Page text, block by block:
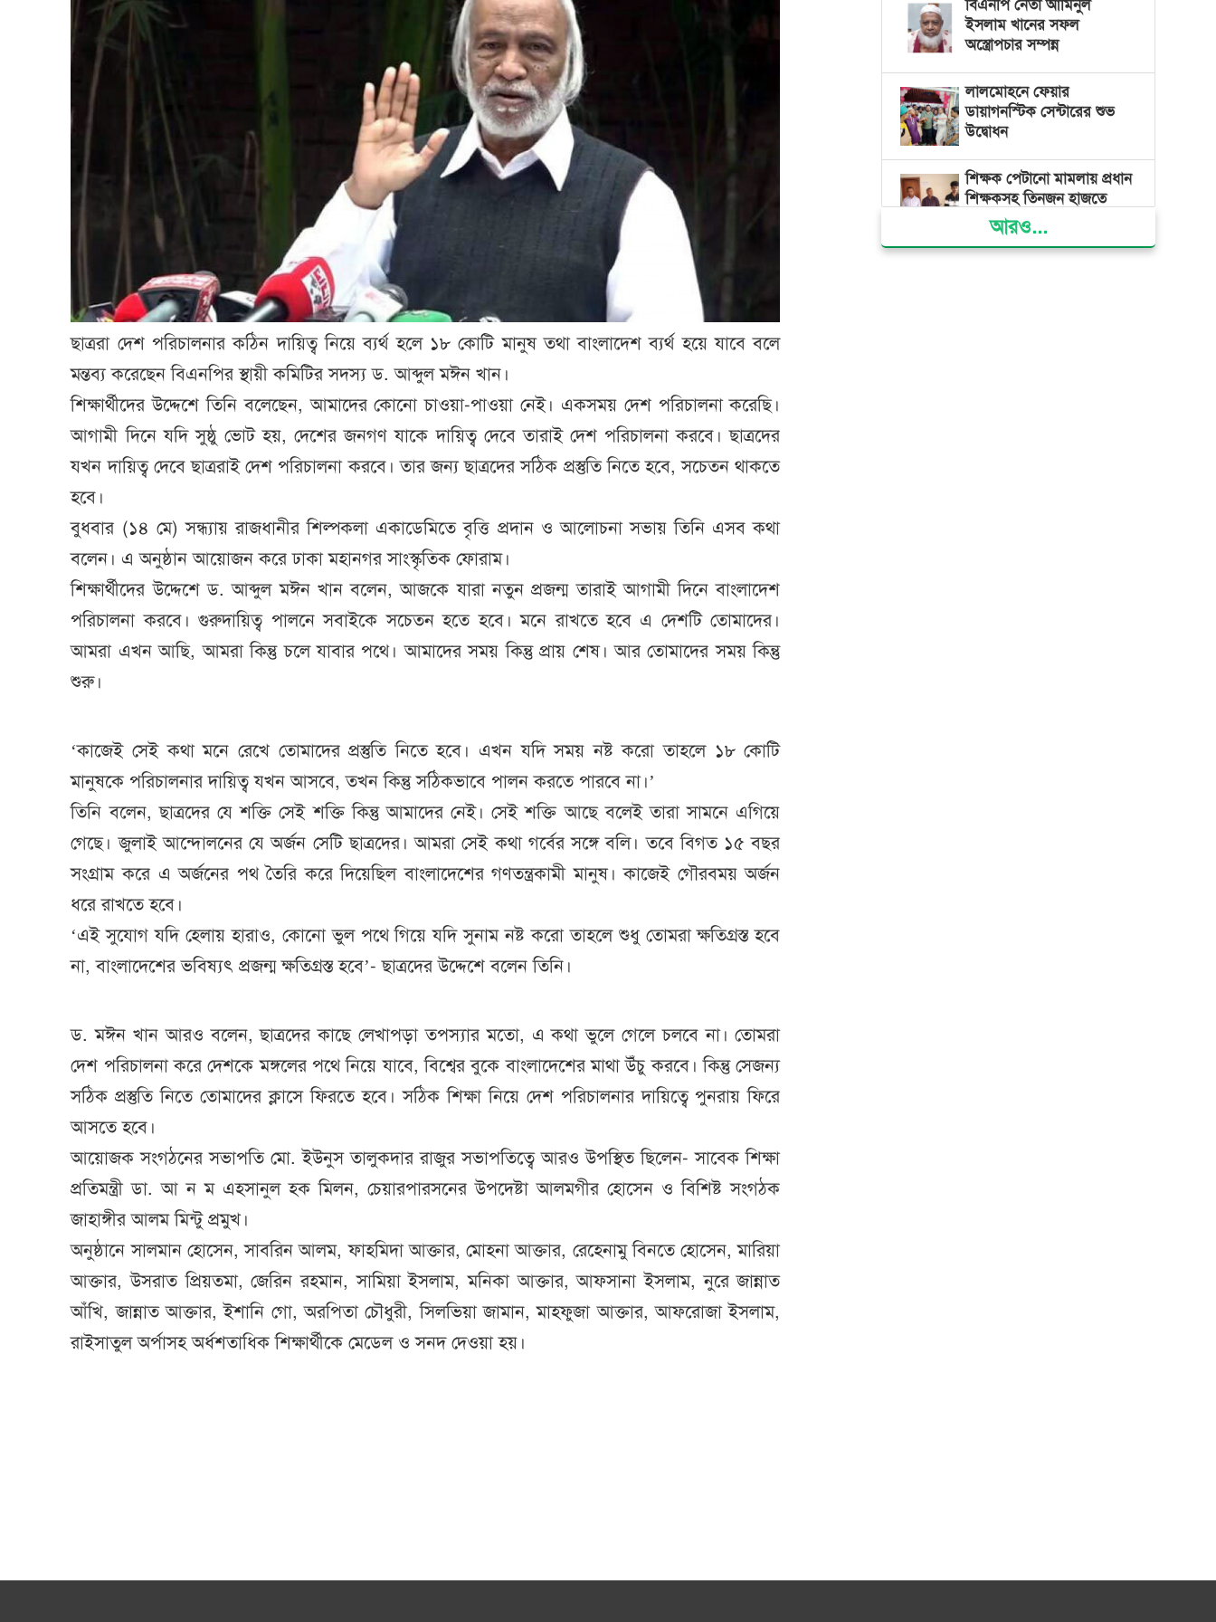
ছাত্ররা দেশ পরিচালনার কঠিন দায়িত্ব নিয়ে ব্যর্থ হলে ১৮ কোটি মানুষ তথা বাংলাদেশ ব্যর্থ হয়ে যাবে বলে
মন্তব্য করেছেন বিএনপির স্থায়ী কমিটির সদস্য ড. আব্দুল মঈন খান।
শিক্ষার্থীদের উদ্দেশে তিনি বলেছেন, আমাদের কোনো চাওয়া-পাওয়া নেই। একসময় দেশ পরিচালনা করেছি।
আগামী দিনে যদি সুষ্ঠু ভোট হয়, দেশের জনগণ যাকে দায়িত্ব দেবে তারাই দেশ পরিচালনা করবে। ছাত্রদের
যখন দায়িত্ব দেবে ছাত্ররাই দেশ পরিচালনা করবে। তার জন্য ছাত্রদের সঠিক প্রস্তুতি নিতে হবে, সচেতন থাকতে
হবে।
বুধবার (১৪ মে) সন্ধ্যায় রাজধানীর শিল্পকলা একাডেমিতে বৃত্তি প্রদান ও আলোচনা সভায় তিনি এসব কথা
বলেন। এ অনুষ্ঠান আয়োজন করে ঢাকা মহানগর সাংস্কৃতিক ফোরাম।
শিক্ষার্থীদের উদ্দেশে ড. আব্দুল মঈন খান বলেন, আজকে যারা নতুন প্রজন্ম তারাই আগামী দিনে বাংলাদেশ
পরিচালনা করবে। গুরুদায়িত্ব পালনে সবাইকে সচেতন হতে হবে। মনে রাখতে হবে এ দেশটি তোমাদের।
আমরা এখন আছি, আমরা কিন্তু চলে যাবার পথে। আমাদের সময় কিন্তু প্রায় শেষ। আর তোমাদের সময় কিন্তু
শুরু।
‘কাজেই সেই কথা মনে রেখে তোমাদের প্রস্তুতি নিতে হবে। এখন যদি সময় নষ্ট করো তাহলে ১৮ কোটি
মানুষকে পরিচালনার দায়িত্ব যখন আসবে, তখন কিন্তু সঠিকভাবে পালন করতে পারবে না।’
তিনি বলেন, ছাত্রদের যে শক্তি সেই শক্তি কিন্তু আমাদের নেই। সেই শক্তি আছে বলেই তারা সামনে এগিয়ে
গেছে। জুলাই আন্দোলনের যে অর্জন সেটি ছাত্রদের। আমরা সেই কথা গর্বের সঙ্গে বলি। তবে বিগত ১৫ বছর
সংগ্রাম করে এ অর্জনের পথ তৈরি করে দিয়েছিল বাংলাদেশের গণতন্ত্রকামী মানুষ। কাজেই গৌরবময় অর্জন
ধরে রাখতে হবে।
‘এই সুযোগ যদি হেলায় হারাও, কোনো ভুল পথে গিয়ে যদি সুনাম নষ্ট করো তাহলে শুধু তোমরা ক্ষতিগ্রস্ত হবে
না, বাংলাদেশের ভবিষ্যৎ প্রজন্ম ক্ষতিগ্রস্ত হবে’- ছাত্রদের উদ্দেশে বলেন তিনি।
ড. মঈন খান আরও বলেন, ছাত্রদের কাছে লেখাপড়া তপস্যার মতো, এ কথা ভুলে গেলে চলবে না। তোমরা
দেশ পরিচালনা করে দেশকে মঙ্গলের পথে নিয়ে যাবে, বিশ্বের বুকে বাংলাদেশের মাথা উঁচু করবে। কিন্তু সেজন্য
সঠিক প্রস্তুতি নিতে তোমাদের ক্লাসে ফিরতে হবে। সঠিক শিক্ষা নিয়ে দেশ পরিচালনার দায়িত্বে পুনরায় ফিরে
আসতে হবে।
আয়োজক সংগঠনের সভাপতি মো. ইউনুস তালুকদার রাজুর সভাপতিত্বে আরও উপস্থিত ছিলেন- সাবেক শিক্ষা
প্রতিমন্ত্রী ডা. আ ন ম এহসানুল হক মিলন, চেয়ারপারসনের উপদেষ্টা আলমগীর হোসেন ও বিশিষ্ট সংগঠক
জাহাঙ্গীর আলম মিন্টু প্রমুখ।
অনুষ্ঠানে সালমান হোসেন, সাবরিন আলম, ফাহমিদা আক্তার, মোহনা আক্তার, রেহেনামু বিনতে হোসেন, মারিয়া
আক্তার, উসরাত প্রিয়তমা, জেরিন রহমান, সামিয়া ইসলাম, মনিকা আক্তার, আফসানা ইসলাম, নুরে জান্নাত
আঁখি, জান্নাত আক্তার, ইশানি গো, অরপিতা চৌধুরী, সিলভিয়া জামান, মাহফুজা আক্তার, আফরোজা ইসলাম,
রাইসাতুল অর্পাসহ অর্ধশতাধিক শিক্ষার্থীকে মেডেল ও সনদ দেওয়া হয়।
বিএনপি নেতা আমিনুল
ইসলাম খানের সফল
অস্ত্রোপচার সম্পন্ন
লালমোহনে ফেয়ার
ডায়াগনস্টিক সেন্টারের শুভ
উদ্বোধন
শিক্ষক পেটানো মামলায় প্রধান
শিক্ষকসহ তিনজন হাজতে
আরও...